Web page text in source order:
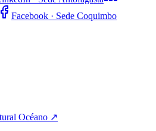
Facebook · Sede Coquimbo
Océano ↗